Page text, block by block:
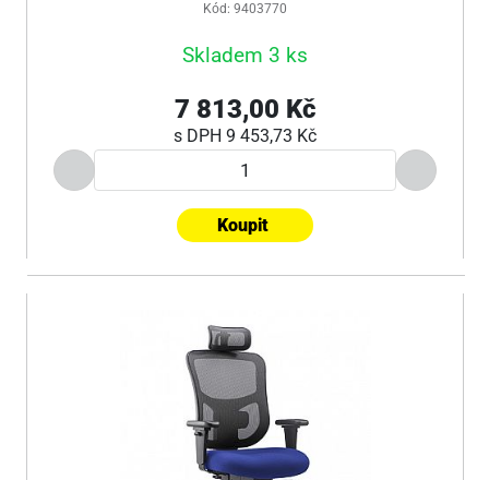
Kód: 9403770
Skladem 3 ks
7 813,00 Kč
s DPH 9 453,73 Kč
Koupit